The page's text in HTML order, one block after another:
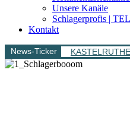
Unsere Kanäle
Schlagerprofis |
Kontakt
News-Ticker